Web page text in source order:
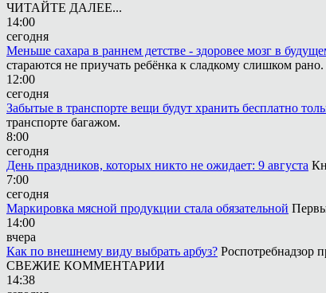
ЧИТАЙТЕ ДАЛЕЕ...
14:00
сегодня
Меньше сахара в раннем детстве - здоровее мозг в
стараются не приучать ребёнка к сладкому слишком
12:00
сегодня
Забытые в транспорте вещи будут хранить бесплатно
транспорте багажом.
8:00
сегодня
День праздников, которых никто не ожидает: 9 августа
7:00
сегодня
Маркировка мясной продукции стала обязательной
14:00
вчера
Как по внешнему виду выбрать арбуз? Роспотребнадзор
СВЕЖИЕ КОММЕНТАРИИ
14:38